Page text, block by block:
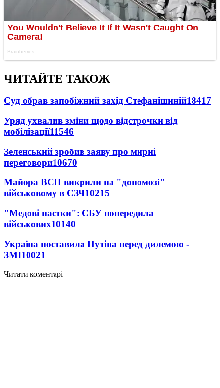
ЧИТАЙТЕ ТАКОЖ
Суд обрав запобіжний захід Стефанішиній18417
Уряд ухвалив зміни щодо відстрочки від
мобілізації11546
Зеленський зробив заяву про мирні
переговори10670
Майора ВСП викрили на "допомозі"
військовому в СЗЧ10215
"Медові пастки": СБУ попередила
військових10140
Україна поставила Путіна перед дилемою -
ЗМІ10021
Читати коментарі